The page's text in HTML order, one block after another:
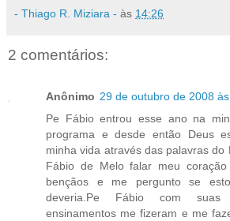
- Thiago R. Miziara - às 14:26
2 comentários:
Anônimo 29 de outubro de 2008
Pe Fábio entrou esse ano na
programa e desde então Deus
minha vida através das palavras do
Fábio de Melo falar meu
bençãos e me pergunto se
deveria.Pe Fábio com suas
ensinamentos me fizeram e me